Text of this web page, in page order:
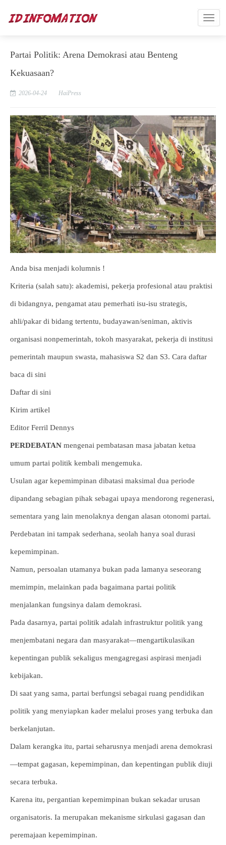
Partai Politik: Arena Demokrasi atau Benteng
Kekuasaan?
2026-04-24 HaiPress
Anda bisa menjadi kolumnis !
Kriteria (salah satu): akademisi, pekerja profesional atau praktisi
di bidangnya, pengamat atau pemerhati isu-isu strategis,
ahli/pakar di bidang tertentu, budayawan/seniman, aktivis
organisasi nonpemerintah, tokoh masyarakat, pekerja di institusi
pemerintah maupun swasta, mahasiswa S2 dan S3. Cara daftar
baca di sini
Daftar di sini
Kirim artikel
Editor Ferril Dennys
PERDEBATAN mengenai pembatasan masa jabatan ketua
umum partai politik kembali mengemuka.
Usulan agar kepemimpinan dibatasi maksimal dua periode
dipandang sebagian pihak sebagai upaya mendorong regenerasi,
sementara yang lain menolaknya dengan alasan otonomi partai.
Perdebatan ini tampak sederhana, seolah hanya soal durasi
kepemimpinan.
Namun, persoalan utamanya bukan pada lamanya seseorang
memimpin, melainkan pada bagaimana partai politik
menjalankan fungsinya dalam demokrasi.
Pada dasarnya, partai politik adalah infrastruktur politik yang
menjembatani negara dan masyarakat—mengartikulasikan
kepentingan publik sekaligus mengagregasi aspirasi menjadi
kebijakan.
Di saat yang sama, partai berfungsi sebagai ruang pendidikan
politik yang menyiapkan kader melalui proses yang terbuka dan
berkelanjutan.
Dalam kerangka itu, partai seharusnya menjadi arena demokrasi
—tempat gagasan, kepemimpinan, dan kepentingan publik diuji
secara terbuka.
Karena itu, pergantian kepemimpinan bukan sekadar urusan
organisatoris. Ia merupakan mekanisme sirkulasi gagasan dan
peremajaan kepemimpinan.